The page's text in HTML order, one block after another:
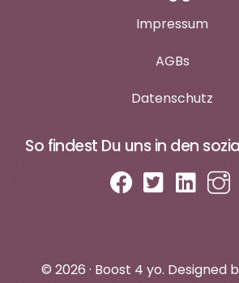
Impressum
AGBs
Datenschutz
So findest Du uns in den
© 2026 · Boost 4 yo. Designed